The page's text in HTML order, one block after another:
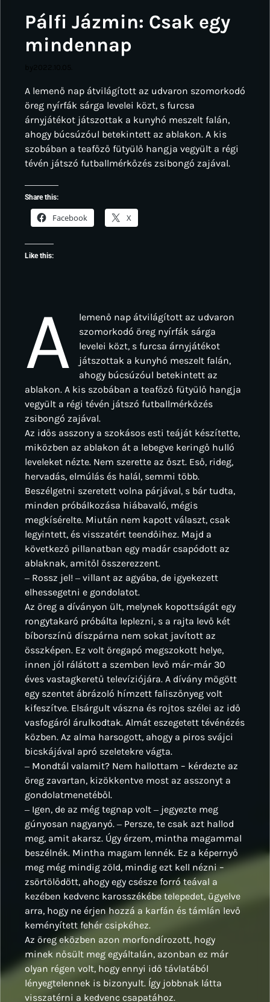
Pálfi Jázmin: Csak egy
mindennap
A lemenő nap átvilágított az udvaron szomorkodó
öreg nyírfák sárga levelei közt, s furcsa
árnyjátékot játszottak a kunyhó meszelt falán,
ahogy búcsúzóul betekintett az ablakon. A kis
szobában a teafőző fütyülő hangja vegyült a régi
tévén játszó futballmérkőzés zsibongó zajával.
Share this:
Facebook X
Like this:
A
lemenő nap átvilágított az udvaron
szomorkodó öreg nyírfák sárga
levelei közt, s furcsa árnyjátékot
játszottak a kunyhó meszelt falán,
ahogy búcsúzóul betekintett az
ablakon. A kis szobában a teafőző fütyülő hangja
vegyült a régi tévén játszó futballmérkőzés
zsibongó zajával.
Az idős asszony a szokásos esti teáját készítette,
miközben az ablakon át a lebegve keringő hulló
leveleket nézte. Nem szerette az őszt. Eső, rideg,
hervadás, elmúlás és halál, semmi több.
Beszélgetni szeretett volna párjával, s bár tudta,
minden próbálkozása hiábavaló, mégis
megkísérelte. Miután nem kapott választ, csak
legyintett, és visszatért teendőihez. Majd a
következő pillanatban egy madár csapódott az
ablaknak, amitől összerezzent.
‒ Rossz jel! ‒ villant az agyába, de igyekezett
elhessegetni e gondolatot.
Az öreg a díványon ült, melynek kopottságát egy
rongytakaró próbálta leplezni, s a rajta levő két
bíborszínű díszpárna nem sokat javított az
összképen. Ez volt öregapó megszokott helye,
innen jól rálátott a szemben levő már-már 30
éves vastagkeretű televíziójára. A dívány mögött
egy szentet ábrázoló hímzett faliszőnyeg volt
kifeszítve. Elsárgult vászna és rojtos szélei az idő
vasfogáról árulkodtak. Almát eszegetett tévénézés
közben. Az alma harsogott, ahogy a piros svájci
bicskájával apró szeletekre vágta.
‒ Mondtál valamit? Nem hallottam – kérdezte az
öreg zavartan, kizökkentve most az asszonyt a
gondolatmenetéből.
‒ Igen, de az még tegnap volt ‒ jegyezte meg
gúnyosan nagyanyó. ‒ Persze, te csak azt hallod
meg, amit akarsz. Úgy érzem, mintha magammal
beszélnék. Mintha magam lennék. Ez a képernyő
meg még mindig zöld, mindig ezt kell nézni –
zsörtölődött, ahogy egy csésze forró teával a
kezében kedvenc karosszékébe telepedet, ügyelve
arra, hogy ne érjen hozzá a karfán és támlán levő
keményített fehér csipkéhez.
Az öreg eközben azon morfondírozott, hogy
minek nősült meg egyáltalán, azonban ez már
olyan régen volt, hogy ennyi idő távlatából
lényegtelennek is bizonyult. Így jobbnak látta
visszatérni a kedvenc csapatához.